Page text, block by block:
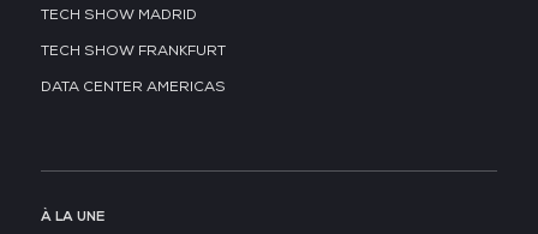
TECH SHOW MADRID
TECH SHOW FRANKFURT
DATA CENTER AMERICAS
À LA UNE